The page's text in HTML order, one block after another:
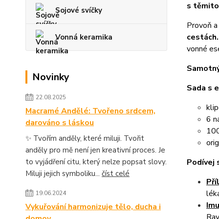
Sojové svíčky
Vonná keramika
Novinky
22.08.2025
Macramé Andělé: Tvořeno srdcem,
darováno s láskou
✨ Tvořím anděly, které miluji. Tvořit
anděly pro mě není jen kreativní proces. Je
to vyjádření citu, který nelze popsat slovy.
Miluji jejich symboliku... číst celé
19.06.2024
Vykuřování harmonizuje tělo, ducha i
s
Provoň
vonné
Sada s
6
Podívej